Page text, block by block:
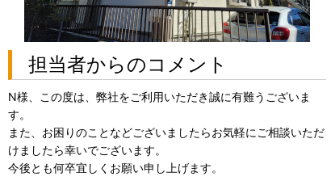
担当者からのコメント
N様、この度は、弊社をご利用いただき誠に有難うございま
す。
また、お困りのことなどございましたらお気軽にご相談いただ
けましたら幸いでございます。
今後とも何卒宜しくお願い申し上げます。